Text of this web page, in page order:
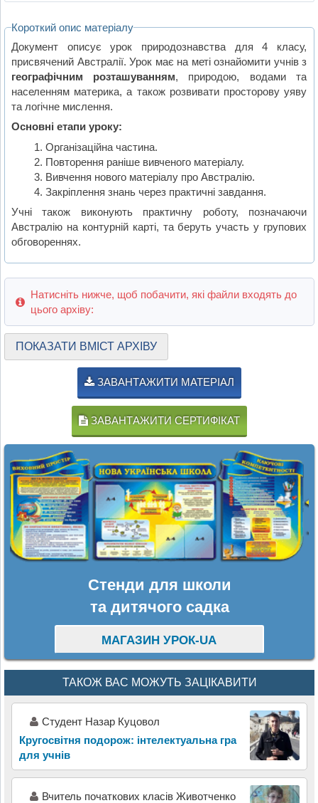
Короткий опис матеріалу
Документ описує урок природознавства для 4 класу,
присвячений Австралії. Урок має на меті ознайомити учнів з
географічним розташуванням, природою, водами та
населенням материка, а також розвивати просторову уяву
та логічне мислення.
Основні етапи уроку:
Організаційна частина.
Повторення раніше вивченого матеріалу.
Вивчення нового матеріалу про Австралію.
Закріплення знань через практичні завдання.
Учні також виконують практичну роботу, позначаючи
Австралію на контурній карті, та беруть участь у групових
обговореннях.
Натисніть нижче, щоб побачити, які файли входять до
цього архіву:
ПОКАЗАТИ ВМІСТ АРХІВУ
ЗАВАНТАЖИТИ МАТЕРІАЛ
ЗАВАНТАЖИТИ СЕРТИФІКАТ
Стенди для школи
та дитячого садка
МАГАЗИН УРОК-UA
ТАКОЖ ВАС МОЖУТЬ ЗАЦІКАВИТИ
Студент Назар Куцовол
Кругосвітня подорож: інтелектуальна гра
для учнів
Вчитель початкових класів Животченко